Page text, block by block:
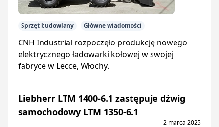
Sprzęt budowlany Główne wiadomości
CNH Industrial rozpoczęło produkcję nowego
elektrycznego ładowarki kołowej w swojej
fabryce w Lecce, Włochy.
Liebherr LTM 1400-6.1 zastępuje dźwig
samochodowy LTM 1350-6.1
2 marca 2025